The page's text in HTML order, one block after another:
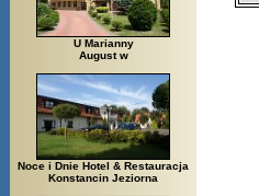
U Marianny
August w
Noce i Dnie Hotel & Restauracja
Konstancin Jeziorna